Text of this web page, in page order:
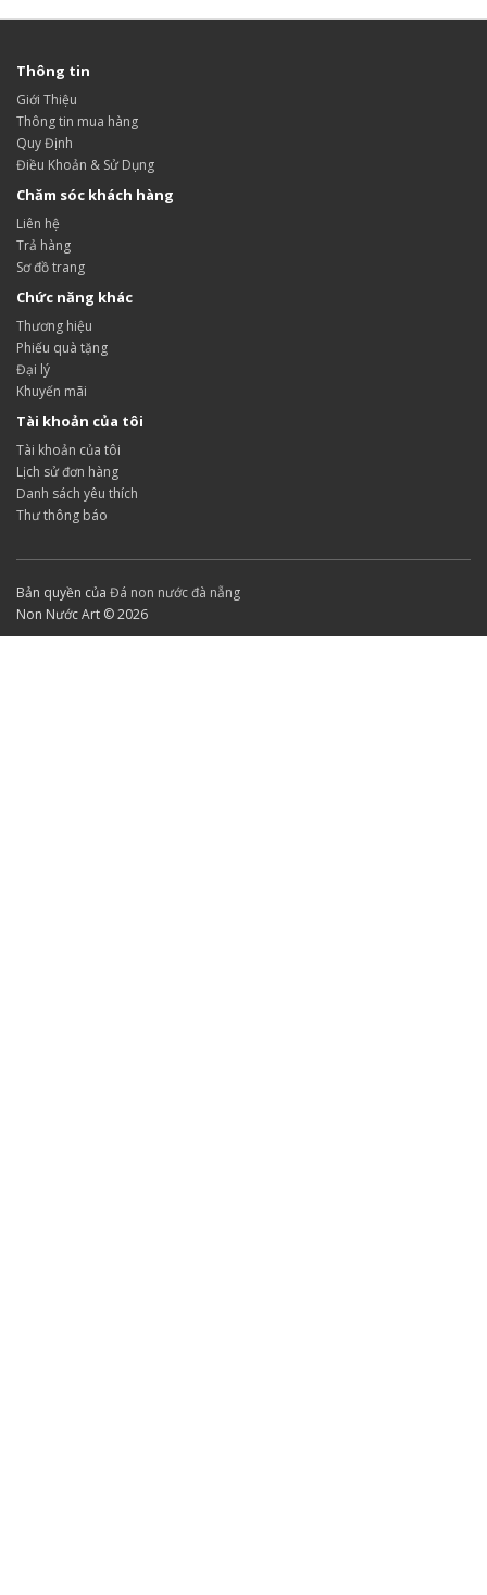
Thông tin
Giới Thiệu
Thông tin mua hàng
Quy Định
Điều Khoản & Sử Dụng
Chăm sóc khách hàng
Liên hệ
Trả hàng
Sơ đồ trang
Chức năng khác
Thương hiệu
Phiếu quà tặng
Đại lý
Khuyến mãi
Tài khoản của tôi
Tài khoản của tôi
Lịch sử đơn hàng
Danh sách yêu thích
Thư thông báo
Bản quyền của Đá non nước đà nẵng
Non Nước Art © 2026